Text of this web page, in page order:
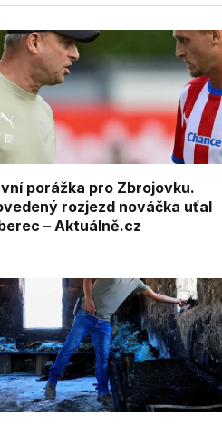
porážka pro Zbrojovku.
rozjezd nováčka uťal
– Aktuálně.cz